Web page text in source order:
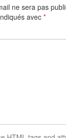
ne sera pas
avec *